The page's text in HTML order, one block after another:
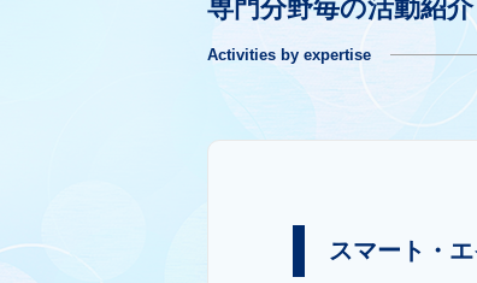
専門分野毎の活動紹介
Activities by expertise
スマート・